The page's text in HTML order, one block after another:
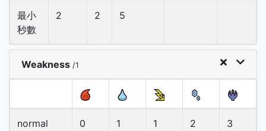
最小
秒數
2 2 5
Weakness /1
normal 0 1 1 2 3